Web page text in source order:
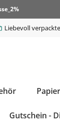
Liebevoll
Gutschein -